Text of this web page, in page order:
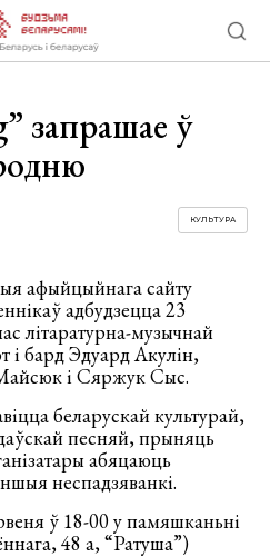
запрашае ў
КУЛЬТУРА
афыйцыйнага сайту
адбудзецца 23
літаратурна-музычнай
і бард Эдуард Акулін,
і Сяржук Сыс.
беларускай культурай,
песняй, прыняць
абяцаюць
неспадзяванкі.
ў 18-00 у памяшканьні
48 а, “Ратуша”)